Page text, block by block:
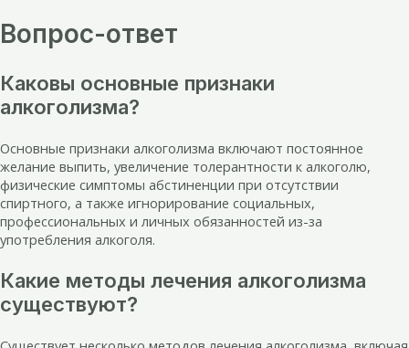
Вопрос-ответ
Каковы основные признаки
алкоголизма?
Основные признаки алкоголизма включают постоянное
желание выпить, увеличение толерантности к алкоголю,
физические симптомы абстиненции при отсутствии
спиртного, а также игнорирование социальных,
профессиональных и личных обязанностей из-за
употребления алкоголя.
Какие методы лечения алкоголизма
существуют?